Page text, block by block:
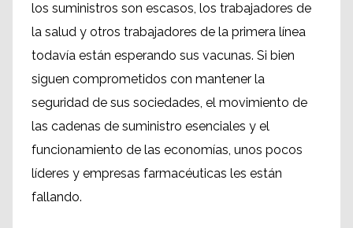
los suministros son escasos, los trabajadores de
la salud y otros trabajadores de la primera línea
todavía están esperando sus vacunas. Si bien
siguen comprometidos con mantener la
seguridad de sus sociedades, el movimiento de
las cadenas de suministro esenciales y el
funcionamiento de las economías, unos pocos
líderes y empresas farmacéuticas les están
fallando.